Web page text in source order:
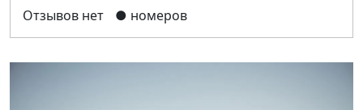
Отзывов нет ● номеров